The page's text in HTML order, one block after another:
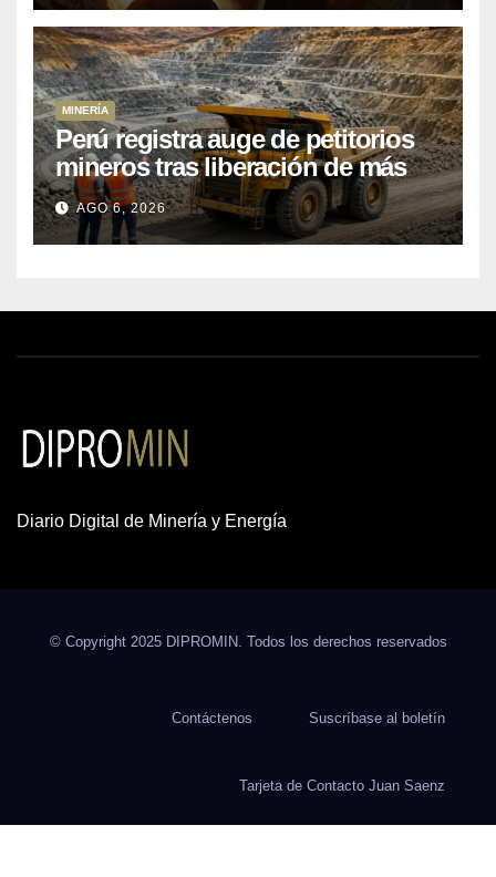
MINERÍA
Perú registra auge de petitorios
mineros tras liberación de más
de mil concesiones para explorar
cobre y oro
AGO 6, 2026
Diario Digital de Minería y Energía
© Copyright 2025 DIPROMIN. Todos los derechos reservados
Contáctenos Suscríbase al boletín
Tarjeta de Contacto Juan Saenz